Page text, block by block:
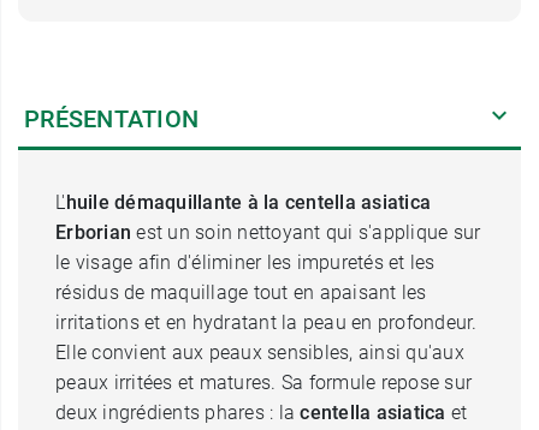
PRÉSENTATION
L'huile démaquillante à la centella asiatica
Erborian est un soin nettoyant qui s'applique sur
le visage afin d'éliminer les impuretés et les
résidus de maquillage tout en apaisant les
irritations et en hydratant la peau en profondeur.
Elle convient aux peaux sensibles, ainsi qu'aux
peaux irritées et matures. Sa formule repose sur
deux ingrédients phares : lacentella asiatica et